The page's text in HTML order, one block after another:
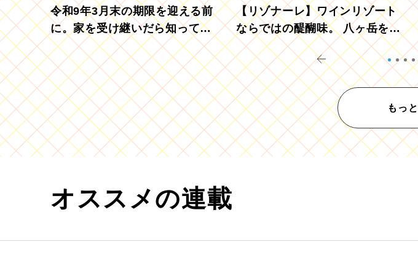
令和9年3月末の期限を迎える前
に。家を受け継いだら知ってお
きたい「相続登記の義務化」
【リゾナーレ】ワインリゾート
ならではの醍醐味。 八ヶ岳を望
むブドウ畑でアペロ
もっ
オススメの連載